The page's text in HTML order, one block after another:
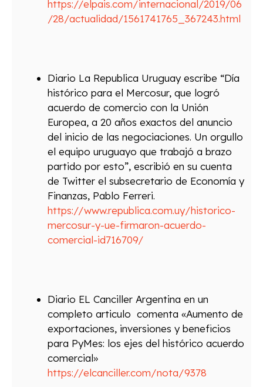
https://elpais.com/internacional/2019/06
/28/actualidad/1561741765_367243.html
Diario La Republica Uruguay escribe “Día
histórico para el Mercosur, que logró
acuerdo de comercio con la Unión
Europea, a 20 años exactos del anuncio
del inicio de las negociaciones. Un orgullo
el equipo uruguayo que trabajó a brazo
partido por esto”, escribió en su cuenta
de Twitter el subsecretario de Economía y
Finanzas, Pablo Ferreri.
https://www.republica.com.uy/historico-
mercosur-y-ue-firmaron-acuerdo-
comercial-id716709/
Diario EL Canciller Argentina en un
completo articulo comenta «Aumento de
exportaciones, inversiones y beneficios
para PyMes: los ejes del histórico acuerdo
comercial»
https://elcanciller.com/nota/9378